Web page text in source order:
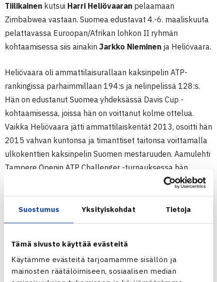
Suostumus Yksityiskohdat Tietoja
Tämä sivusto käyttää evästeitä
Käytämme evästeitä tarjoamamme sisällön ja
mainosten räätälöimiseen, sosiaalisen median
Tiilikainen kutsui Harri Heliövaaran pelaamaan
Zimbabwea vastaan. Suomea edustavat 4.-6. maaliskuuta
pelattavassa Euroopan/Afrikan lohkon II ryhmän
kohtaamisessa siis ainakin Jarkko Nieminen ja Heliövaara.
Heliövaara oli ammattilaisurallaan kaksinpelin ATP-
rankingissa parhaimmillaan 194:s ja nelinpelissä 128:s.
Hän on edustanut Suomea yhdeksässä Davis Cup -
kohtaamisessa, joissa hän on voittanut kolme ottelua.
Vaikka Heliövaara jätti ammattilaiskentät 2013, osoitti hän
2015 vahvan kuntonsa ja timanttiset taitonsa voittamalla
ulkokenttien kaksinpelin Suomen mestaruuden. Aamulehti
Tampere Openin ATP Challenger -turnauksessa hän
kanssa nelinpelin
loppuotteluun.
– Suomen väreissä pelatut Davis Cupit ovat aktiiviurani
tulevia matseja. Myös Kittilän ainutlaatuisuus pelipaikkana
toi lisämotivaatiota saada itseni kunnon pelikuntoon.
Emme varmasti tule päästämään Zimbabwen pelaajia